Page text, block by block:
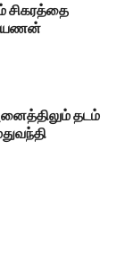
சிகரத்தை
தடம்